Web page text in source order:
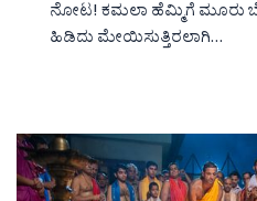
ನೋಟ! ಕಮಲಾ ಹೆಮ್ಮಿಗೆ ಮೂರು
ಹಿಡಿದು ಮೇಯಿಸುತ್ತಿರಲಾಗಿ…